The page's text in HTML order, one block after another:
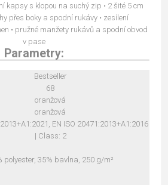
kapsy s klopou na suchý zip • 2 šité 5 cm
přes boky a spodní rukávy • zesílení
• pružné manžety rukávů a spodní obvod
v pase
Parametry:
Bestseller
68
oranžová
oranžová
EN ISO 20471:2013+A1:2016
| Class: 2
polyester, 35% bavlna, 250 g/m²